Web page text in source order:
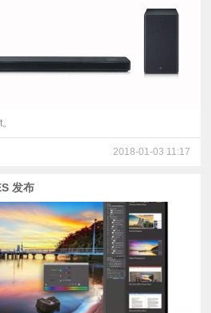
2018-01-03 11:17
发布